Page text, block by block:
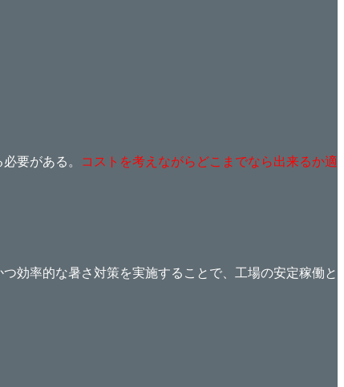
要がある。 コストを考えながらどこまでなら出来るか適
効率的な暑さ対策を実施することで、工場の安定稼働と